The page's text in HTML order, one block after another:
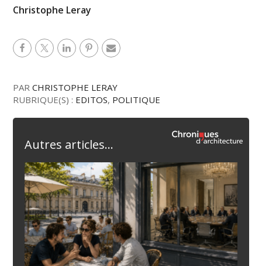
Christophe Leray
PARCHRISTOPHE LERAY
RUBRIQUE(S) : EDITOS, POLITIQUE
Autres articles...